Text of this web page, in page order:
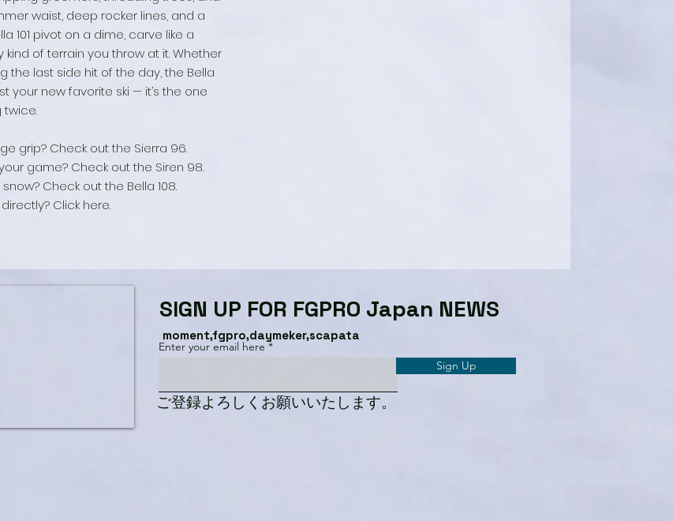
waist, deep rocker lines, and a
101 pivot on a dime, carve like a
of terrain you throw at it. Whether
the last side hit of the day, the Bella
your new favorite ski — it’s the one
twice.
grip? Check out the Sierra 96.
game? Check out the Siren 98.
Check out the Bella 108.
Click here.
Enter your email here
Sign Up
​ご登録よろしくお願いいたします。
SIGN UP FOR FGPRO Japan NEWS​
moment,fgpro,daymeker,scapata